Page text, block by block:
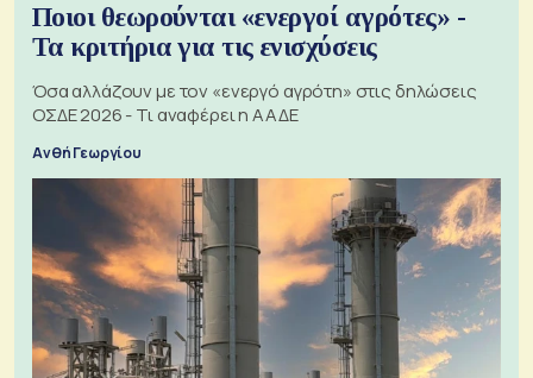
Ποιοι θεωρούνται «ενεργοί αγρότες» -
Τα κριτήρια για τις ενισχύσεις
Όσα αλλάζουν με τον «ενεργό αγρότη» στις δηλώσεις
ΟΣΔΕ 2026 - Τι αναφέρει η ΑΑΔΕ
Ανθή Γεωργίου